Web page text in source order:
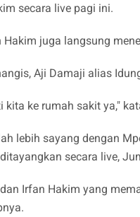
secara live pagi ini.
Hakim juga langsung
Aji Damaji alias
kita ke rumah sakit ya,"
lebih sayang dengan
secara live,
Irfan Hakim yang